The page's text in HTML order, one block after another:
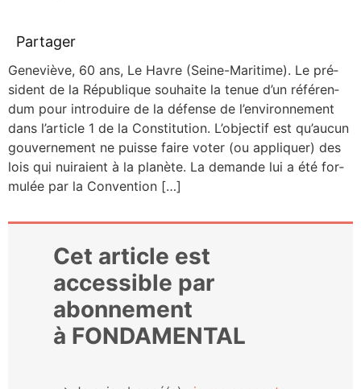
Partager
Gene­viève, 60 ans, Le Havre (Seine-Mari­­time). Le pré­
sident de la Répu­blique sou­haite la tenue d’un réfé­ren­
dum pour intro­duire de la défense de l’environnement
dans l’article 1 de la Consti­tu­tion. L’objectif est qu’aucun
gou­ver­ne­ment ne puisse faire voter (ou appli­quer) des
lois qui nui­raient à la pla­nète. La demande lui a été for­
mu­lée par la Convention […]
Cet article est
accessible par
abonnement
à FONDAMENTAL